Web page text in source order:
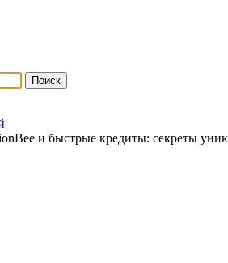
и быстрые кредиты: секреты